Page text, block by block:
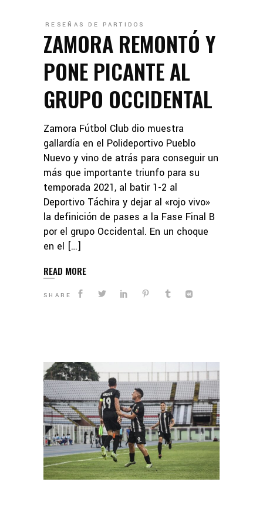
RESEÑAS DE PARTIDOS
ZAMORA REMONTÓ Y
PONE PICANTE AL
GRUPO OCCIDENTAL
Zamora Fútbol Club dio muestra
gallardía en el Polideportivo Pueblo
Nuevo y vino de atrás para conseguir un
más que importante triunfo para su
temporada 2021, al batir 1-2 al
Deportivo Táchira y dejar al «rojo vivo»
la definición de pases a la Fase Final B
por el grupo Occidental. En un choque
en el […]
READ MORE
SHARE